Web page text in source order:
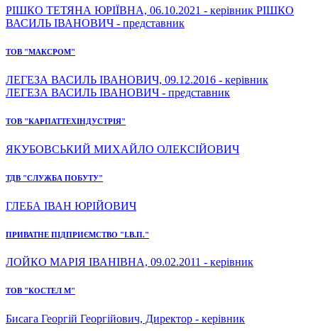
РІШКО ТЕТЯНА ЮРІЇВНА, 06.10.2021 - керівник РІШКО
ВАСИЛЬ ІВАНОВИЧ - представник
ТОВ "МАКСРОМ"
ЛЕГЕЗА ВАСИЛЬ ІВАНОВИЧ, 09.12.2016 - керівник
ЛЕГЕЗА ВАСИЛЬ ІВАНОВИЧ - представник
ТОВ "КАРПАТТЕХІНДУСТРІЯ"
ЯКУБОВСЬКИЙ МИХАЙЛО ОЛЕКСІЙОВИЧ
ТДВ "СЛУЖБА ПОБУТУ"
ГЛЕБА ІВАН ЮРІЙОВИЧ
ПРИВАТНЕ ПІДПРИЄМСТВО "І.В.П."
ЛОЙКО МАРІЯ ІВАНІВНА, 09.02.2011 - керівник
ТОВ "КОСТЕЛ М"
Бисага Георгій Георгійович, Директор - керівник